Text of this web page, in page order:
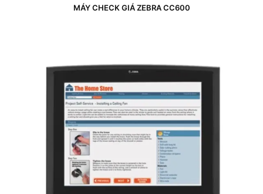
MÁY CHECK GIÁ ZEBRA CC600